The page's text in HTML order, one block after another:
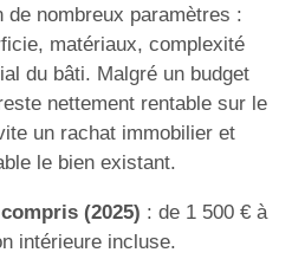
de nombreux paramètres :
matériaux, complexité
du bâti. Malgré un budget
nettement rentable sur le
un rachat immobilier et
le bien existant.
(2025) : de 1 500 € à
intérieure incluse.